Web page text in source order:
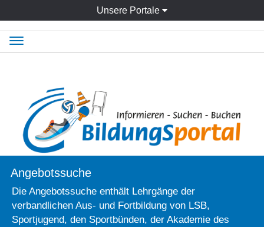
Unsere Portale
Angebotssuche
Die Angebotssuche enthält Lehrgänge der
verbandlichen Aus- und Fortbildung von LSB,
Sportjugend, den Sportbünden, der Akademie des
Navigation
ein-/ausblenden